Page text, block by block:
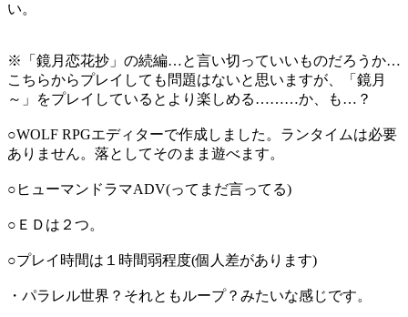
い。
※「鏡月恋花抄」の続編…と言い切っていいものだろうか…
こちらからプレイしても問題はないと思いますが、「鏡月
～」をプレイしているとより楽しめる………か、も…？
○WOLF RPGエディターで作成しました。ランタイムは必要
ありません。落としてそのまま遊べます。
○ヒューマンドラマADV(ってまだ言ってる)
○ＥＤは２つ。
○プレイ時間は１時間弱程度(個人差があります)
・パラレル世界？それともループ？みたいな感じです。